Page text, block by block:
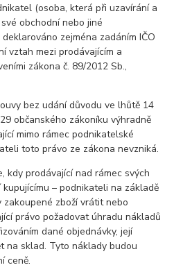
(osoba, která při uzavírání a
obchodní nebo jiné
zejména zadáním IČO
vztah mezi prodávajícím a
zákona č. 89/2012 Sb.,
bez udání důvodu ve lhůtě 14
občanského zákoníku výhradně
mimo rámec podnikatelské
toto právo ze zákona nevzniká.
kdy prodávající nad rámec svých
– podnikateli na základě
zboží vrátit nebo
právo požadovat úhradu nákladů
dané objednávky, její
na sklad. Tyto náklady budou
ceně.